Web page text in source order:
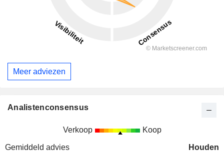
Meer adviezen
Analistenconsensus
Verkoop Koop
Gemiddeld advies
Houden